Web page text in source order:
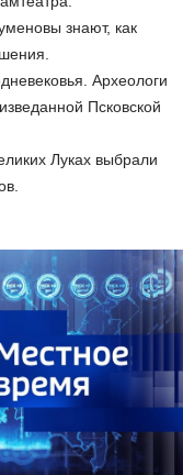
знают, как
Археологи
Псковской
Луках выбрали